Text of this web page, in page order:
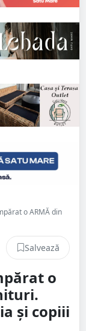
o ARMĂ din
Salvează
o
și copiii